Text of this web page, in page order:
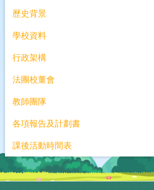
歷史背景
學校資料
行政架構
法團校董會
教師團隊
各項報告及計劃書
課後活動時間表